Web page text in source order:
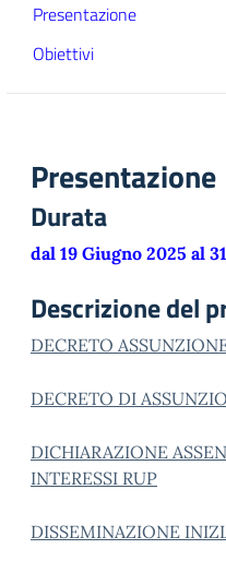
Presentazione
Obiettivi
Presentazione
Durata
dal 19 Giugno 2025 al
Descrizione del
DECRETO
DECRETO DI
DICHIARAZIONE
INTERESSI RUP
DISSEMINAZIONE